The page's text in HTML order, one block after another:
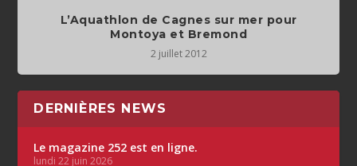
L’Aquathlon de Cagnes sur mer pour
Montoya et Bremond
2 juillet 2012
DERNIÈRES NEWS
Le magazine 252 est en ligne.
lundi 22 juin 2026